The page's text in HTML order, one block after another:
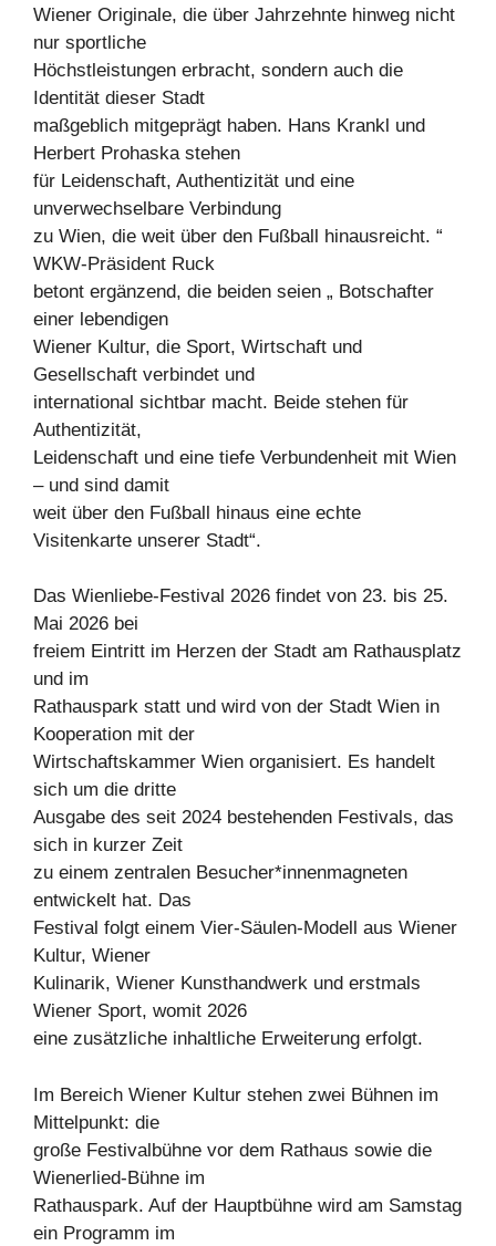
Wiener Originale, die über Jahrzehnte hinweg nicht
nur sportliche
Höchstleistungen erbracht, sondern auch die
Identität dieser Stadt
maßgeblich mitgeprägt haben. Hans Krankl und
Herbert Prohaska stehen
für Leidenschaft, Authentizität und eine
unverwechselbare Verbindung
zu Wien, die weit über den Fußball hinausreicht. “
WKW-Präsident Ruck
betont ergänzend, die beiden seien „ Botschafter
einer lebendigen
Wiener Kultur, die Sport, Wirtschaft und
Gesellschaft verbindet und
international sichtbar macht. Beide stehen für
Authentizität,
Leidenschaft und eine tiefe Verbundenheit mit Wien
– und sind damit
weit über den Fußball hinaus eine echte
Visitenkarte unserer Stadt“.
Das Wienliebe-Festival 2026 findet von 23. bis 25.
Mai 2026 bei
freiem Eintritt im Herzen der Stadt am Rathausplatz
und im
Rathauspark statt und wird von der Stadt Wien in
Kooperation mit der
Wirtschaftskammer Wien organisiert. Es handelt
sich um die dritte
Ausgabe des seit 2024 bestehenden Festivals, das
sich in kurzer Zeit
zu einem zentralen Besucher*innenmagneten
entwickelt hat. Das
Festival folgt einem Vier-Säulen-Modell aus Wiener
Kultur, Wiener
Kulinarik, Wiener Kunsthandwerk und erstmals
Wiener Sport, womit 2026
eine zusätzliche inhaltliche Erweiterung erfolgt.
Im Bereich Wiener Kultur stehen zwei Bühnen im
Mittelpunkt: die
große Festivalbühne vor dem Rathaus sowie die
Wienerlied-Bühne im
Rathauspark. Auf der Hauptbühne wird am Samstag
ein Programm im